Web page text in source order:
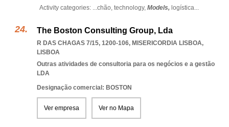
Activity categories: ...chão, technology, Models, logística...
The Boston Consulting Group, Lda
R DAS CHAGAS 7/15, 1200-106, MISERICORDIA LISBOA,
LISBOA
Outras atividades de consultoria para os negócios e a gestão
LDA
Designação comercial: BOSTON
Ver empresa Ver no Mapa